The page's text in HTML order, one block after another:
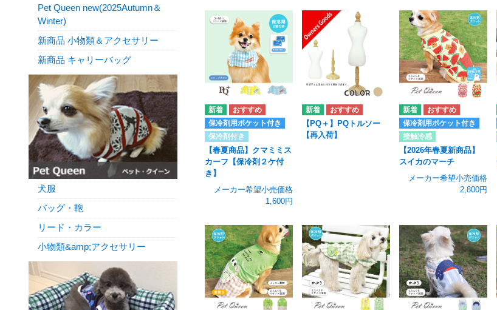
保冷剤用ポケット付き
保冷剤付き
【春夏商品】クマミミス
カーフ【保冷剤２ケ付
き】
メーカー希望小売価格
1,600円
【PQ＋】PQトルソー
【再入荷】
保冷剤用ポケット付き
接触冷感
【2026年春夏新商品】
スイカのマーチ
メーカー希望小売価格
2,800円
Pet Queen new(2025Autumn＆
Winter)
新商品 小物類＆アクセサリー
新商品 キャリーバッグ
犬服
バッグ・鞄
リード・カラー
小物類&amp;アクセサリー